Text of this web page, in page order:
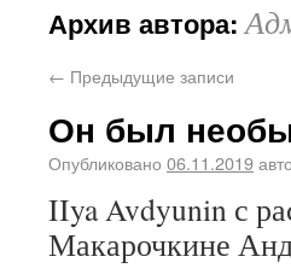
Архив автора:
← Предыдущие записи
Он был
Опубликовано 06.11.2019
IIya Avdyunin с
Макарочкине